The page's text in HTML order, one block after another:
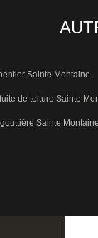
Sainte Montaine
de toiture Sainte
Sainte Montaine